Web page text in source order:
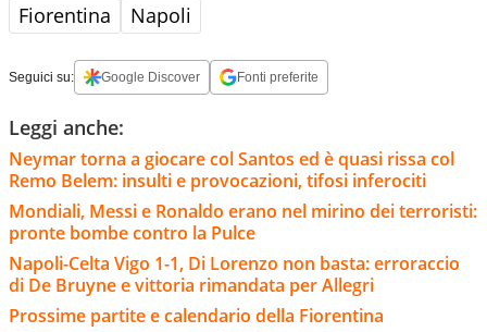
Fiorentina Napoli
Seguici su: Google Discover Fonti preferite
Leggi anche:
Neymar torna a giocare col Santos ed è quasi rissa col
Remo Belem: insulti e provocazioni, tifosi inferociti
Mondiali, Messi e Ronaldo erano nel mirino dei terroristi:
pronte bombe contro la Pulce
Napoli-Celta Vigo 1-1, Di Lorenzo non basta: erroraccio
di De Bruyne e vittoria rimandata per Allegri
Prossime partite e calendario della Fiorentina